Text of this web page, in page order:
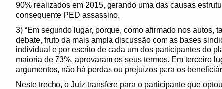
90% realizados em 2015, gerando uma das causas
consequente PED assassino.
3) “Em segundo lugar, porque, como afirmado nos autos,
debate, fruto da mais ampla discussão com as bases
individual e por escrito de cada um dos participantes do
maioria de 73%, aprovaram os seus termos. Em terceiro
argumentos, não há perdas ou prejuízos para os
Neste trecho, o Juiz transfere para o participante que